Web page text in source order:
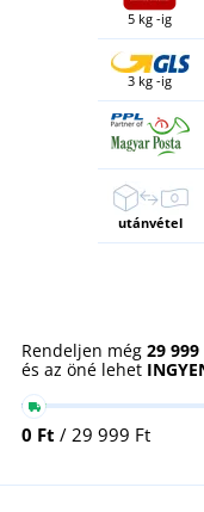
5 kg -ig
3 kg -ig
utánvétel
Rendeljen még 29
és az öné lehet
0 Ft / 29 999 Ft